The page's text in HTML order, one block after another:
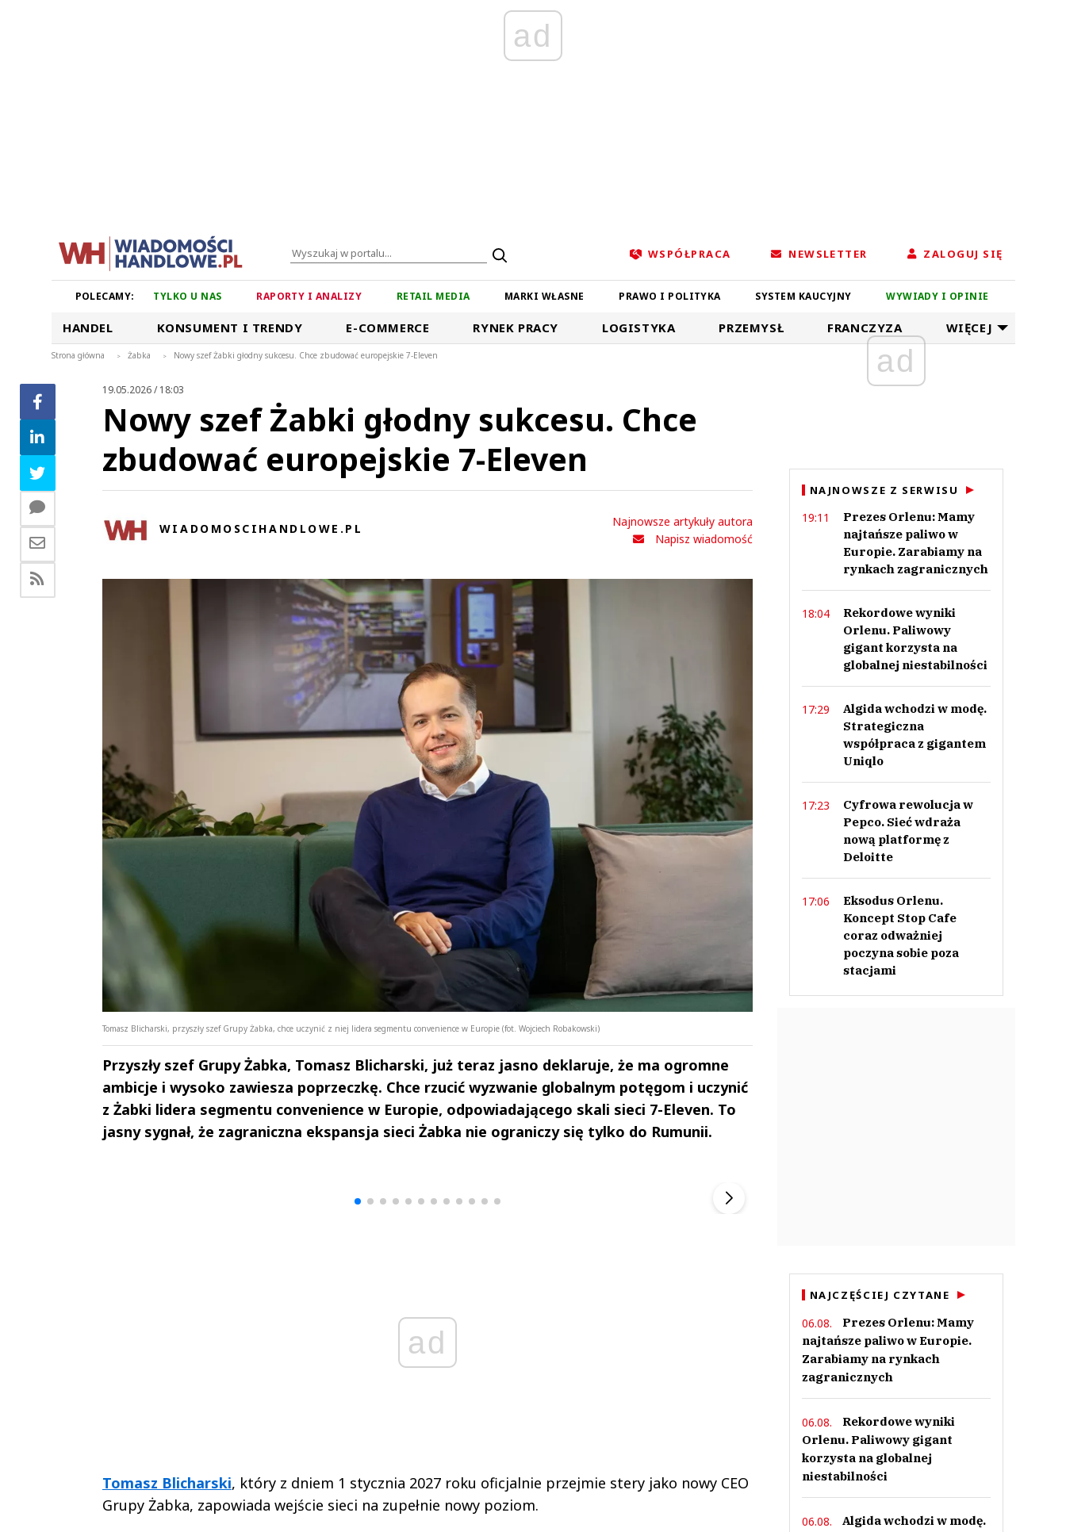
ad
WSPÓŁPRACA NEWSLETTER ZALOGUJ SIĘ
POLECAMY: TYLKO U NAS RAPORTY I ANALIZY RETAIL MEDIA MARKI WŁASNE PRAWO I POLITYKA SYSTEM KAUCYJNY WYWIADY I OPINIE
HANDEL KONSUMENT I TRENDY E-COMMERCE RYNEK PRACY LOGISTYKA PRZEMYSŁ FRANCZYZA WIĘCEJ
Strona główna > Żabka > Nowy szef Żabki głodny sukcesu. Chce zbudować europejskie 7-Eleven
19.05.2026 / 18:03
Nowy szef Żabki głodny sukcesu. Chce
zbudować europejskie 7-Eleven
WIADOMOSCIHANDLOWE.PL
Najnowsze artykuły autora
Napisz wiadomość
Tomasz Blicharski, przyszły szef Grupy Żabka, chce uczynić z niej lidera segmentu convenience w Europie (fot. Wojciech Robakowski)
Przyszły szef Grupy Żabka, Tomasz Blicharski, już teraz jasno deklaruje, że ma ogromne
ambicje i wysoko zawiesza poprzeczkę. Chce rzucić wyzwanie globalnym potęgom i uczynić
z Żabki lidera segmentu convenience w Europie, odpowiadającego skali sieci 7-Eleven. To
jasny sygnał, że zagraniczna ekspansja sieci Żabka nie ograniczy się tylko do Rumunii.
ad
Tomasz Blicharski, który z dniem 1 stycznia 2027 roku oficjalnie przejmie stery jako nowy CEO
Grupy Żabka, zapowiada wejście sieci na zupełnie nowy poziom.
ad
NAJNOWSZE Z SERWISU
19:11
Prezes Orlenu: Mamy
najtańsze paliwo w
Europie. Zarabiamy na
rynkach zagranicznych
18:04
Rekordowe wyniki
Orlenu. Paliwowy
gigant korzysta na
globalnej niestabilności
17:29
Algida wchodzi w modę.
Strategiczna
współpraca z gigantem
Uniqlo
17:23
Cyfrowa rewolucja w
Pepco. Sieć wdraża
nową platformę z
Deloitte
17:06
Eksodus Orlenu.
Koncept Stop Cafe
coraz odważniej
poczyna sobie poza
stacjami
NAJCZĘŚCIEJ CZYTANE
06.08.
Prezes Orlenu: Mamy
najtańsze paliwo w Europie.
Zarabiamy na rynkach
zagranicznych
06.08.
Rekordowe wyniki
Orlenu. Paliwowy gigant
korzysta na globalnej
niestabilności
06.08.
Algida wchodzi w modę.